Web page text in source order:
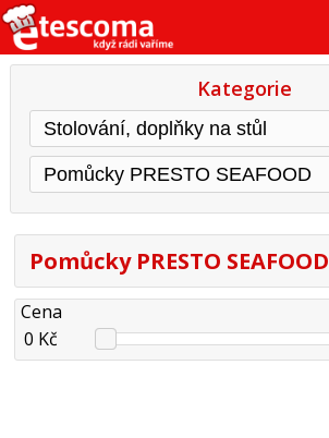
Kategorie
Pomůcky PRESTO SEAFOOD
Cena
0 Kč